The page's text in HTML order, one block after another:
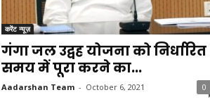
करेंट न्यूज़
गंगा जल उद्वह योजना को निर्धारित
समय में पूरा करने का...
Aadarshan Team - October 6, 2021 0